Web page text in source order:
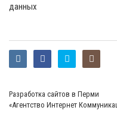
данных
Разработка сайтов в Перми
«Агентство Интернет